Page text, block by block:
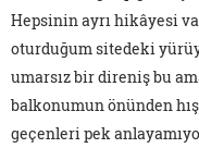
Hepsinin ayrı hikâyesi
oturduğum sitedeki
umarsız bir direniş bu
balkonumun önünden
geçenleri pek